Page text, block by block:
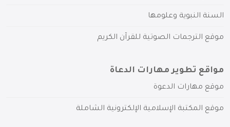
السنة النبوية وعلومها
موقع الترجمات الصوتية للقرآن الكريم
مواقع تطوير مهارات الدعاة
موقع مهارات الدعوة
موقع المكتبة الإسلامية الإلكترونية الشاملة